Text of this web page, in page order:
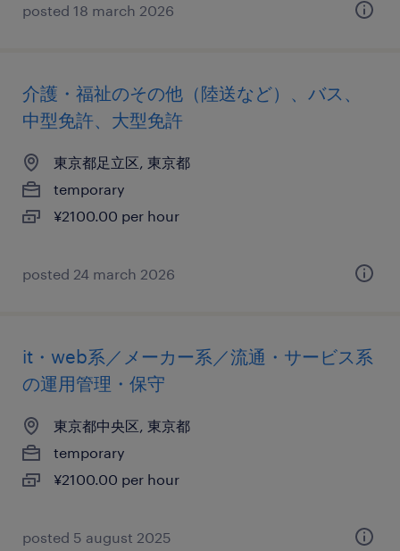
posted 18 march 2026
介護・福祉のその他（陸送など）、バス、
中型免許、大型免許
東京都足立区, 東京都
temporary
¥2100.00 per hour
posted 24 march 2026
it・web系／メーカー系／流通・サービス系
の運用管理・保守
東京都中央区, 東京都
temporary
¥2100.00 per hour
posted 5 august 2025